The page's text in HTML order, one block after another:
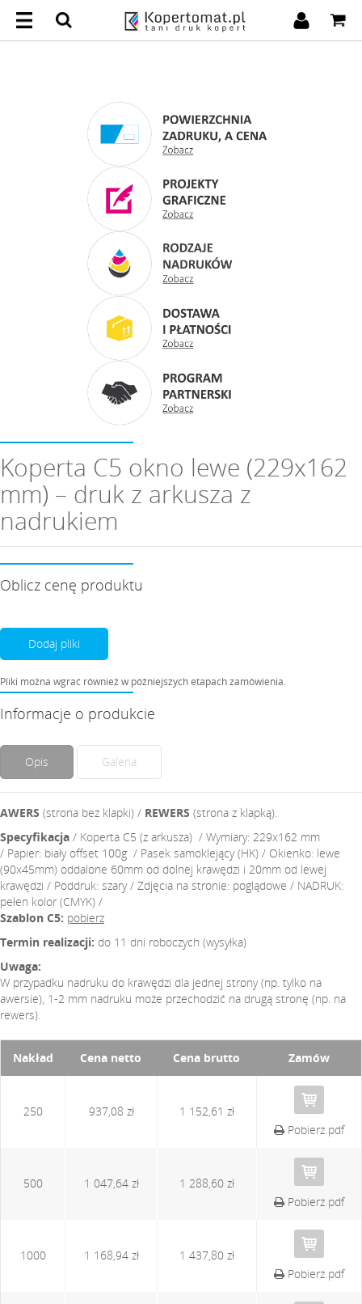
Koperta C5 okno lewe (229x162
mm) – druk z arkusza z
nadrukiem
Oblicz cenę produktu
Dodaj pliki
Pliki można wgrać również w późniejszych etapach zamówienia.
Informacje o produkcie
Opis Galeria
AWERS (strona bez klapki) / REWERS (strona z klapką).
Specyfikacja / Koperta C5 (z arkusza) / Wymiary: 229x162 mm
/ Papier: biały offset 100g / Pasek samoklejący (HK) / Okienko: lewe
(90x45mm) oddalone 60mm od dolnej krawędzi i 20mm od lewej
krawędzi / Poddruk: szary / Zdjęcia na stronie: poglądowe / NADRUK:
pełen kolor (CMYK) /
Szablon C5: pobierz
Termin realizacji: do 11 dni roboczych (wysyłka)
Uwaga:
W przypadku nadruku do krawędzi dla jednej strony (np. tylko na
awersie), 1-2 mm nadruku może przechodzić na drugą stronę (np. na
rewers).
Nakład Cena netto Cena brutto Zamów
250 937,08 zł
1 152,61 zł
Pobierz pdf
500 1 047,64 zł
1 288,60 zł
Pobierz pdf
1000 1 168,94 zł
1 437,80 zł
Pobierz pdf